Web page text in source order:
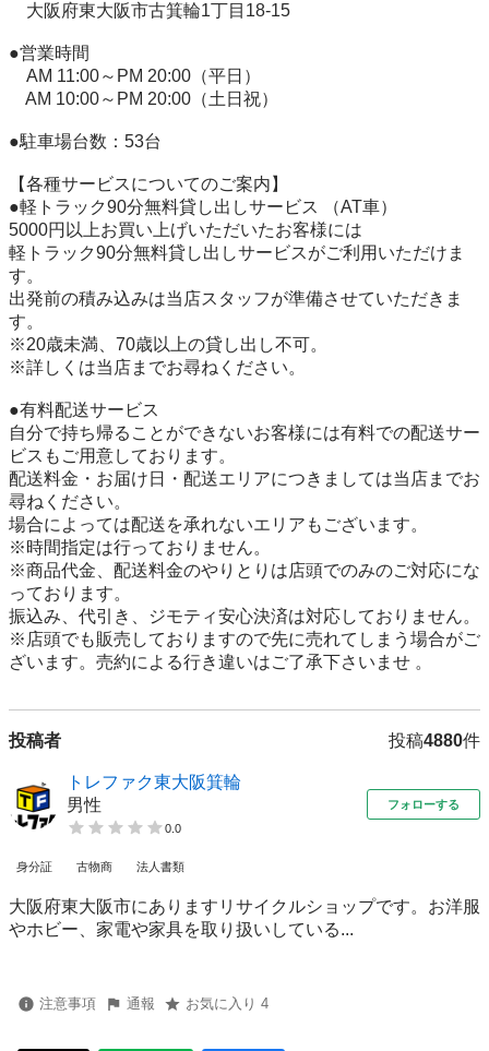
大阪府東大阪市古箕輪1丁目18-15
●営業時間
AM 11:00～PM 20:00（平日）
AM 10:00～PM 20:00（土日祝）
●駐車場台数：53台
【各種サービスについてのご案内】
●軽トラック90分無料貸し出しサービス （AT車）
5000円以上お買い上げいただいたお客様には
軽トラック90分無料貸し出しサービスがご利用いただけま
す。
出発前の積み込みは当店スタッフが準備させていただきま
す。
※20歳未満、70歳以上の貸し出し不可。
※詳しくは当店までお尋ねください。
●有料配送サービス
自分で持ち帰ることができないお客様には有料での配送サー
ビスもご用意しております。
配送料金・お届け日・配送エリアにつきましては当店までお
尋ねください。
場合によっては配送を承れないエリアもございます。
※時間指定は行っておりません。
※商品代金、配送料金のやりとりは店頭でのみのご対応にな
っております。
振込み、代引き、ジモティ安心決済は対応しておりません。
※店頭でも販売しておりますので先に売れてしまう場合がご
ざいます。売約による行き違いはご了承下さいませ 。
投稿者 投稿4880件
トレファク東大阪箕輪
男性
0.0
フォローする
身分証 古物商 法人書類
大阪府東大阪市にありますリサイクルショップです。お洋服
やホビー、家電や家具を取り扱いしている...
注意事項 通報 お気に入り 4